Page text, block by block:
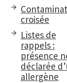
croisée
Listes de
rappels :
présence
déclarée
allergène